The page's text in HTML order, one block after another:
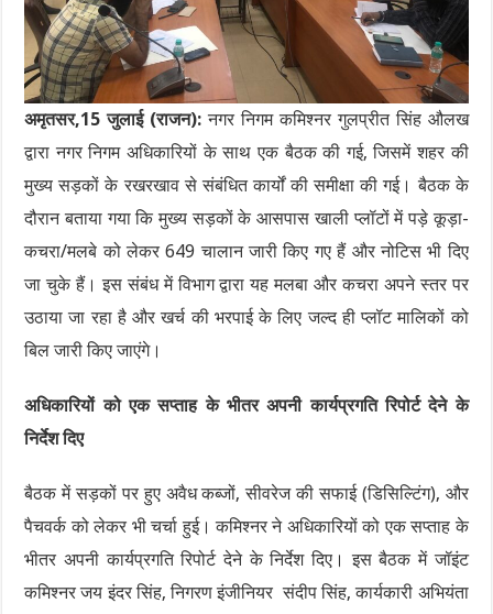
अमृतसर,15 जुलाई (राजन): नगर निगम कमिश्नर गुलप्रीत सिंह औलख
द्वारा नगर निगम अधिकारियों के साथ एक बैठक की गई, जिसमें शहर की
मुख्य सड़कों के रखरखाव से संबंधित कार्यों की समीक्षा की गई। बैठक के
दौरान बताया गया कि मुख्य सड़कों के आसपास खाली प्लॉटों में पड़े कूड़ा-
कचरा/मलबे को लेकर 649 चालान जारी किए गए हैं और नोटिस भी दिए
जा चुके हैं। इस संबंध में विभाग द्वारा यह मलबा और कचरा अपने स्तर पर
उठाया जा रहा है और खर्च की भरपाई के लिए जल्द ही प्लॉट मालिकों को
बिल जारी किए जाएंगे।
अधिकारियों को एक सप्ताह के भीतर अपनी कार्यप्रगति रिपोर्ट देने के
निर्देश दिए
बैठक में सड़कों पर हुए अवैध कब्जों, सीवरेज की सफाई (डिसिल्टिंग), और
पैचवर्क को लेकर भी चर्चा हुई। कमिश्नर ने अधिकारियों को एक सप्ताह के
भीतर अपनी कार्यप्रगति रिपोर्ट देने के निर्देश दिए। इस बैठक में जॉइंट
कमिश्नर जय इंदर सिंह, निगरण इंजीनियर संदीप सिंह, कार्यकारी अभियंता